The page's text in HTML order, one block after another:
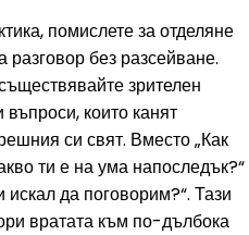
помислете за отделяне
разговор без разсейване.
зрителен
въпроси, които канят
си свят. Вместо „Как
ти е на ума напоследък?“
да поговорим?“. Тази
вратата към по-дълбока